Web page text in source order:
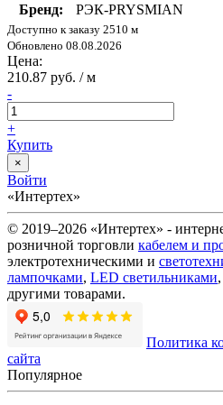
Бренд:
РЭК-PRYSMIAN
Доступно к заказу 2510 м
Обновлено 08.08.2026
Цена:
210.87 руб. / м
-
+
Купить
×
Войти
«Интертех»
© 2019–2026 «Интертех» -
розничной торговли кабелем и
электротехническими и
лампочками, LED светильниками,
другими товарами.
Политика
сайта
Популярное